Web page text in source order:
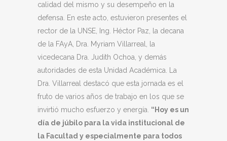
calidad del mismo y su desempeño en la
defensa. En este acto, estuvieron presentes el
rector de la UNSE, Ing. Héctor Paz, la decana
de la FAyA, Dra. Myriam Villarreal, la
vicedecana Dra. Judith Ochoa, y demás
autoridades de esta Unidad Académica. La
Dra. Villarreal destacó que esta jornada es el
fruto de varios años de trabajo en los que se
invirtió mucho esfuerzo y energía. “Hoy es un
día de júbilo para la vida institucional de
la Facultad y especialmente para todos